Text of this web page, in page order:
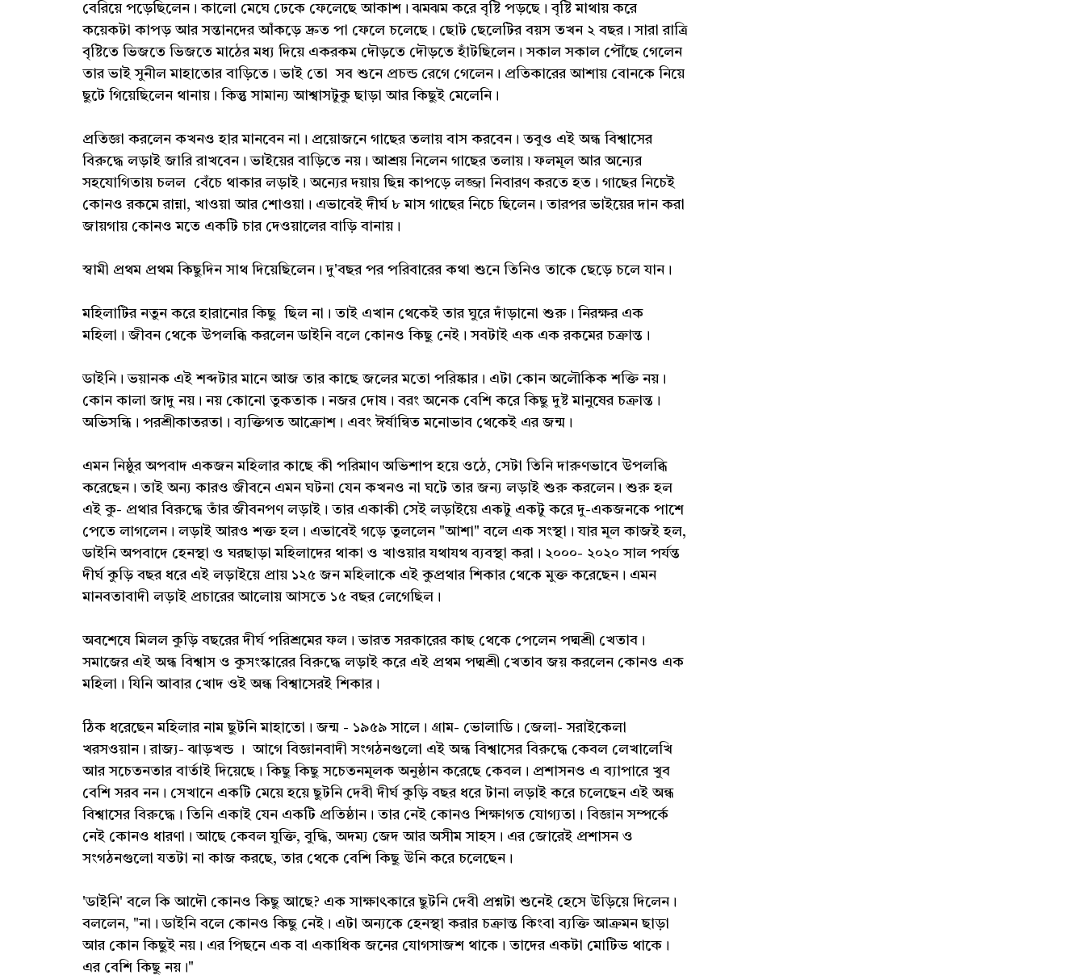
বেরিয়ে পড়েছিলেন। কালো মেঘে ঢেকে ফেলেছে আকাশ। ঝমঝম করে বৃষ্টি পড়ছে। বৃষ্টি মাথায় করে
কয়েকটা কাপড় আর সন্তানদের আঁকড়ে দ্রুত পা ফেলে চলেছে। ছোট ছেলেটির বয়স তখন ২ বছর। সারা রাত্রি
বৃষ্টিতে ভিজতে ভিজতে মাঠের মধ্য দিয়ে একরকম দৌড়তে দৌড়তে হাঁটছিলেন। সকাল সকাল পৌঁছে গেলেন
তার ভাই সুনীল মাহাতোর বাড়িতে। ভাই তো সব শুনে প্রচন্ড রেগে গেলেন। প্রতিকারের আশায় বোনকে নিয়ে
ছুটে গিয়েছিলেন থানায়। কিন্তু সামান্য আশ্বাসটুকু ছাড়া আর কিছুই মেলেনি।
প্রতিজ্ঞা করলেন কখনও হার মানবেন না। প্রয়োজনে গাছের তলায় বাস করবেন। তবুও এই অন্ধ বিশ্বাসের
বিরুদ্ধে লড়াই জারি রাখবেন। ভাইয়ের বাড়িতে নয়। আশ্রয় নিলেন গাছের তলায়। ফলমূল আর অন্যের
সহযোগিতায় চলল বেঁচে থাকার লড়াই। অন্যের দয়ায় ছিন্ন কাপড়ে লজ্জা নিবারণ করতে হত। গাছের নিচেই
কোনও রকমে রান্না, খাওয়া আর শোওয়া। এভাবেই দীর্ঘ ৮ মাস গাছের নিচে ছিলেন। তারপর ভাইয়ের দান করা
জায়গায় কোনও মতে একটি চার দেওয়ালের বাড়ি বানায়।
স্বামী প্রথম প্রথম কিছুদিন সাথ দিয়েছিলেন। দু'বছর পর পরিবারের কথা শুনে তিনিও তাকে ছেড়ে চলে যান।
মহিলাটির নতুন করে হারানোর কিছু ছিল না। তাই এখান থেকেই তার ঘুরে দাঁড়ানো শুরু। নিরক্ষর এক
মহিলা। জীবন থেকে উপলব্ধি করলেন ডাইনি বলে কোনও কিছু নেই। সবটাই এক এক রকমের চক্রান্ত।
ডাইনি। ভয়ানক এই শব্দটার মানে আজ তার কাছে জলের মতো পরিষ্কার। এটা কোন অলৌকিক শক্তি নয়।
কোন কালা জাদু নয়। নয় কোনো তুকতাক। নজর দোষ। বরং অনেক বেশি করে কিছু দুষ্ট মানুষের চক্রান্ত।
অভিসন্ধি। পরশ্রীকাতরতা। ব্যক্তিগত আক্রোশ। এবং ঈর্ষান্বিত মনোভাব থেকেই এর জন্ম।
এমন নিষ্ঠুর অপবাদ একজন মহিলার কাছে কী পরিমাণ অভিশাপ হয়ে ওঠে, সেটা তিনি দারুণভাবে উপলব্ধি
করেছেন। তাই অন্য কারও জীবনে এমন ঘটনা যেন কখনও না ঘটে তার জন্য লড়াই শুরু করলেন। শুরু হল
এই কু- প্রথার বিরুদ্ধে তাঁর জীবনপণ লড়াই। তার একাকী সেই লড়াইয়ে একটু একটু করে দু-একজনকে পাশে
পেতে লাগলেন। লড়াই আরও শক্ত হল। এভাবেই গড়ে তুললেন "আশা" বলে এক সংস্থা। যার মূল কাজই হল,
ডাইনি অপবাদে হেনস্থা ও ঘরছাড়া মহিলাদের থাকা ও খাওয়ার যথাযথ ব্যবস্থা করা। ২০০০- ২০২০ সাল পর্যন্ত
দীর্ঘ কুড়ি বছর ধরে এই লড়াইয়ে প্রায় ১২৫ জন মহিলাকে এই কুপ্রথার শিকার থেকে মুক্ত করেছেন। এমন
মানবতাবাদী লড়াই প্রচারের আলোয় আসতে ১৫ বছর লেগেছিল।
অবশেষে মিলল কুড়ি বছরের দীর্ঘ পরিশ্রমের ফল। ভারত সরকারের কাছ থেকে পেলেন পদ্মশ্রী খেতাব।
সমাজের এই অন্ধ বিশ্বাস ও কুসংস্কারের বিরুদ্ধে লড়াই করে এই প্রথম পদ্মশ্রী খেতাব জয় করলেন কোনও এক
মহিলা। যিনি আবার খোদ ওই অন্ধ বিশ্বাসেরই শিকার।
ঠিক ধরেছেন মহিলার নাম ছুটনি মাহাতো। জন্ম - ১৯৫৯ সালে। গ্রাম- ভোলাডি। জেলা- সরাইকেলা
খরসওয়ান। রাজ্য- ঝাড়খন্ড । আগে বিজ্ঞানবাদী সংগঠনগুলো এই অন্ধ বিশ্বাসের বিরুদ্ধে কেবল লেখালেখি
আর সচেতনতার বার্তাই দিয়েছে। কিছু কিছু সচেতনমূলক অনুষ্ঠান করেছে কেবল। প্রশাসনও এ ব্যাপারে খুব
বেশি সরব নন। সেখানে একটি মেয়ে হয়ে ছুটনি দেবী দীর্ঘ কুড়ি বছর ধরে টানা লড়াই করে চলেছেন এই অন্ধ
বিশ্বাসের বিরুদ্ধে। তিনি একাই যেন একটি প্রতিষ্ঠান। তার নেই কোনও শিক্ষাগত যোগ্যতা। বিজ্ঞান সম্পর্কে
নেই কোনও ধারণা। আছে কেবল যুক্তি, বুদ্ধি, অদম্য জেদ আর অসীম সাহস। এর জোরেই প্রশাসন ও
সংগঠনগুলো যতটা না কাজ করছে, তার থেকে বেশি কিছু উনি করে চলেছেন।
'ডাইনি' বলে কি আদৌ কোনও কিছু আছে? এক সাক্ষাৎকারে ছুটনি দেবী প্রশ্নটা শুনেই হেসে উড়িয়ে দিলেন।
বললেন, "না। ডাইনি বলে কোনও কিছু নেই। এটা অন্যকে হেনস্থা করার চক্রান্ত কিংবা ব্যক্তি আক্রমন ছাড়া
আর কোন কিছুই নয়। এর পিছনে এক বা একাধিক জনের যোগসাজশ থাকে। তাদের একটা মোটিভ থাকে।
এর বেশি কিছু নয়।"